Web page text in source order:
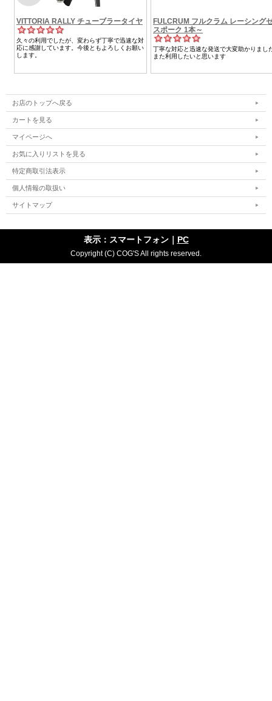
お店のトップへ戻る
カートを見る
マイページへ
お気に入りリストを見る
特定商取引法表示
個人情報の取扱い
サイトマップ
表示：スマートフォン｜ PC
Copyright (C) COG'S All rights reserved.